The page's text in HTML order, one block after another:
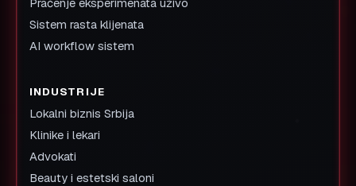
Sistem rasta klijenata
AI workflow sistem
INDUSTRIJE
Lokalni biznis Srbija
Klinike i lekari
Advokati
Beauty i estetski saloni